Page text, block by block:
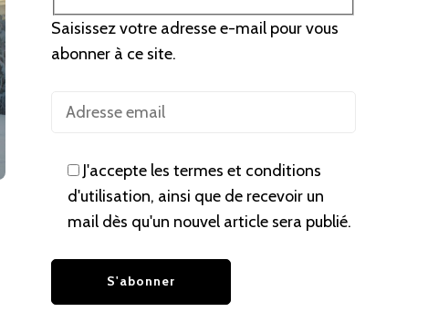
Saisissez votre adresse e-mail pour vous
abonner à ce site.
J'accepte les termes et conditions
d'utilisation, ainsi que de recevoir un
mail dès qu'un nouvel article sera publié.